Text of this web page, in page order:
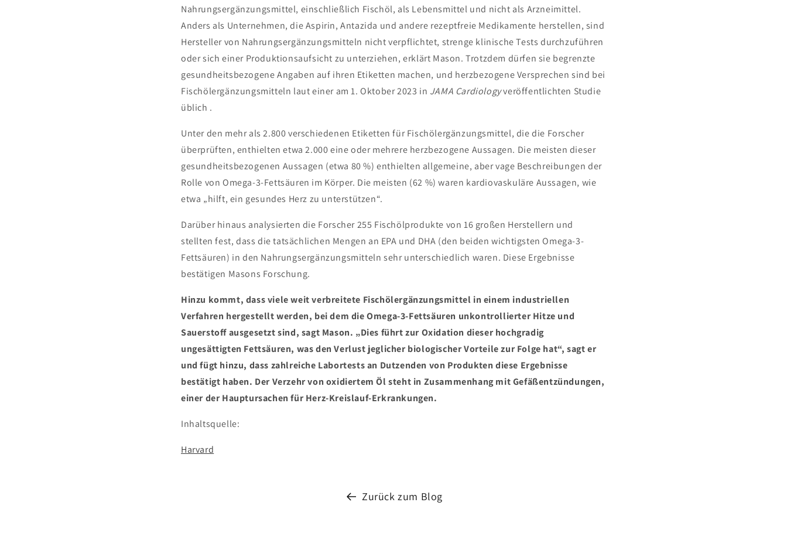
Nahrungsergänzungsmittel, einschließlich Fischöl, als Lebensmittel und nicht als Arzneimittel.
Anders als Unternehmen, die Aspirin, Antazida und andere rezeptfreie Medikamente herstellen, sind
Hersteller von Nahrungsergänzungsmitteln nicht verpflichtet, strenge klinische Tests durchzuführen
oder sich einer Produktionsaufsicht zu unterziehen, erklärt Mason. Trotzdem dürfen sie begrenzte
gesundheitsbezogene Angaben auf ihren Etiketten machen, und herzbezogene Versprechen sind bei
Fischölergänzungsmitteln laut einer am 1. Oktober 2023 in JAMA Cardiologyveröffentlichten Studie
üblich .
Unter den mehr als 2.800 verschiedenen Etiketten für Fischölergänzungsmittel, die die Forscher
überprüften, enthielten etwa 2.000 eine oder mehrere herzbezogene Aussagen. Die meisten dieser
gesundheitsbezogenen Aussagen (etwa 80 %) enthielten allgemeine, aber vage Beschreibungen der
Rolle von Omega-3-Fettsäuren im Körper. Die meisten (62 %) waren kardiovaskuläre Aussagen, wie
etwa „hilft, ein gesundes Herz zu unterstützen“.
Darüber hinaus analysierten die Forscher 255 Fischölprodukte von 16 großen Herstellern und
stellten fest, dass die tatsächlichen Mengen an EPA und DHA (den beiden wichtigsten Omega-3-
Fettsäuren) in den Nahrungsergänzungsmitteln sehr unterschiedlich waren. Diese Ergebnisse
bestätigen Masons Forschung.
Hinzu kommt, dass viele weit verbreitete Fischölergänzungsmittel in einem industriellen
Verfahren hergestellt werden, bei dem die Omega-3-Fettsäuren unkontrollierter Hitze und
Sauerstoff ausgesetzt sind, sagt Mason. „Dies führt zur Oxidation dieser hochgradig
ungesättigten Fettsäuren, was den Verlust jeglicher biologischer Vorteile zur Folge hat“, sagt er
und fügt hinzu, dass zahlreiche Labortests an Dutzenden von Produkten diese Ergebnisse
bestätigt haben. Der Verzehr von oxidiertem Öl steht in Zusammenhang mit Gefäßentzündungen,
einer der Hauptursachen für Herz-Kreislauf-Erkrankungen.
Inhaltsquelle:
Harvard
Zurück zum Blog